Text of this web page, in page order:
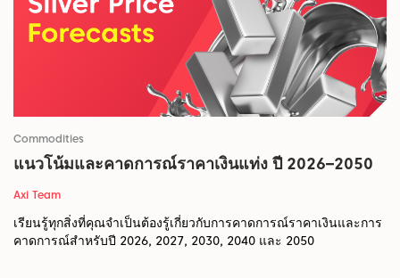
Commodities
แนวโน้มและคาดการณ์ราคาเงินแท่ง ปี 2026–2050
Axi Team
เรียนรู้ทุกสิ่งที่คุณจำเป็นต้องรู้เกี่ยวกับการคาดการณ์ราคาเงินและการ
คาดการณ์สำหรับปี 2026, 2027, 2030, 2040 และ 2050